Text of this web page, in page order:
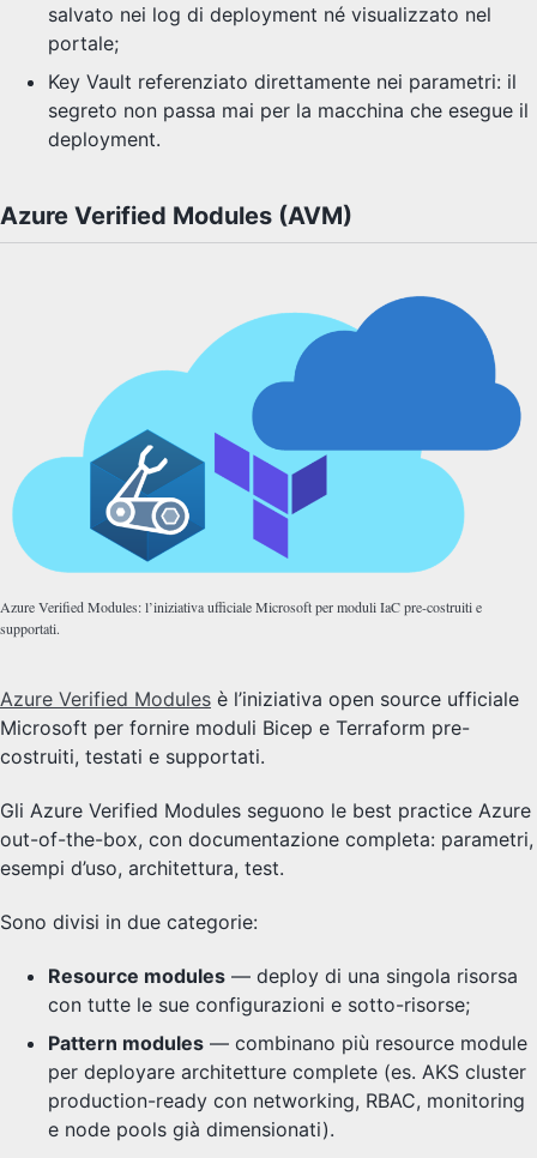
salvato nei log di deployment né visualizzato nel
portale;
Key Vault referenziato direttamente nei parametri: il
segreto non passa mai per la macchina che esegue il
deployment.
Azure Verified Modules (AVM)
Azure Verified Modules: l’iniziativa ufficiale Microsoft per moduli IaC pre-costruiti e
supportati.
Azure Verified Modules è l’iniziativa open source ufficiale
Microsoft per fornire moduli Bicep e Terraform pre-
costruiti, testati e supportati.
Gli Azure Verified Modules seguono le best practice Azure
out-of-the-box, con documentazione completa: parametri,
esempi d’uso, architettura, test.
Sono divisi in due categorie:
Resource modules — deploy di una singola risorsa
con tutte le sue configurazioni e sotto-risorse;
Pattern modules — combinano più resource module
per deployare architetture complete (es. AKS cluster
production-ready con networking, RBAC, monitoring
e node pools già dimensionati).